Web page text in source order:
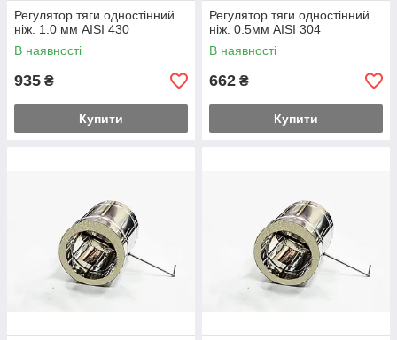
Регулятор тяги одностінний
ніж. 1.0 мм AISI 430
В наявності
935 ₴
Купити
Регулятор тяги одностінний
ніж. 0.5мм AISI 304
В наявності
662 ₴
Купити